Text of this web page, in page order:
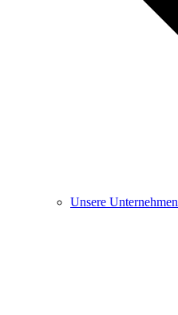
Unsere Unternehmen